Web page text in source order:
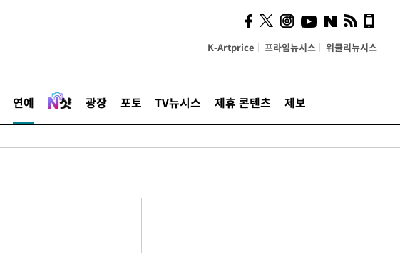
K-Artprice 프라임뉴시스 위클리뉴시스
연예 광장 포토 TV뉴시스 제휴 콘텐츠 제보
의견, 국토부·LH에 충실히
전달할 것"